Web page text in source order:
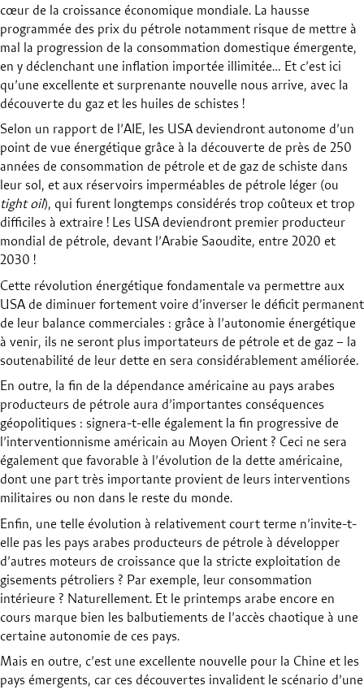
cœur de la croissance économique mondiale. La hausse
programmée des prix du pétrole notamment risque de mettre à
mal la progression de la consommation domestique émergente,
en y déclenchant une inflation importée illimitée… Et c’est ici
qu’une excellente et surprenante nouvelle nous arrive, avec la
découverte du gaz et les huiles de schistes !
Selon un rapport de l’AIE, les USA deviendront autonome d’un
point de vue énergétique grâce à la découverte de près de 250
années de consommation de pétrole et de gaz de schiste dans
leur sol, et aux réservoirs imperméables de pétrole léger (ou
tight oil), qui furent longtemps considérés trop coûteux et trop
difficiles à extraire ! Les USA deviendront premier producteur
mondial de pétrole, devant l’Arabie Saoudite, entre 2020 et
2030 !
Cette révolution énergétique fondamentale va permettre aux
USA de diminuer fortement voire d’inverser le déficit permanent
de leur balance commerciales : grâce à l’autonomie énergétique
à venir, ils ne seront plus importateurs de pétrole et de gaz – la
soutenabilité de leur dette en sera considérablement améliorée.
En outre, la fin de la dépendance américaine au pays arabes
producteurs de pétrole aura d’importantes conséquences
géopolitiques : signera-t-elle également la fin progressive de
l’interventionnisme américain au Moyen Orient ? Ceci ne sera
également que favorable à l’évolution de la dette américaine,
dont une part très importante provient de leurs interventions
militaires ou non dans le reste du monde.
Enfin, une telle évolution à relativement court terme n’invite-t-
elle pas les pays arabes producteurs de pétrole à développer
d’autres moteurs de croissance que la stricte exploitation de
gisements pétroliers ? Par exemple, leur consommation
intérieure ? Naturellement. Et le printemps arabe encore en
cours marque bien les balbutiements de l’accès chaotique à une
certaine autonomie de ces pays.
Mais en outre, c’est une excellente nouvelle pour la Chine et les
pays émergents, car ces découvertes invalident le scénario d’une